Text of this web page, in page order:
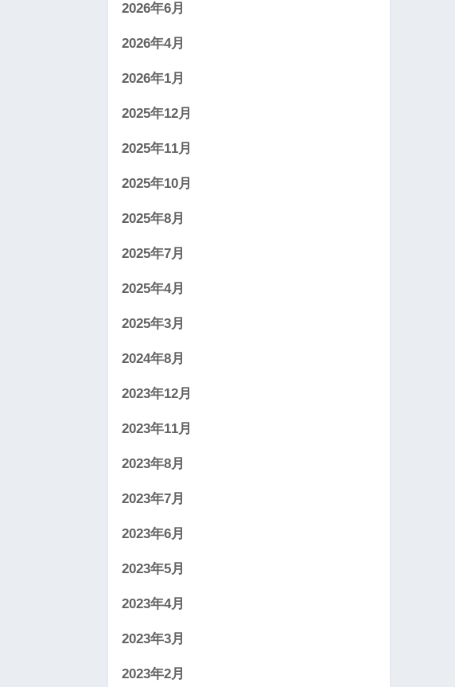
2026年6月
2026年4月
2026年1月
2025年12月
2025年11月
2025年10月
2025年8月
2025年7月
2025年4月
2025年3月
2024年8月
2023年12月
2023年11月
2023年8月
2023年7月
2023年6月
2023年5月
2023年4月
2023年3月
2023年2月